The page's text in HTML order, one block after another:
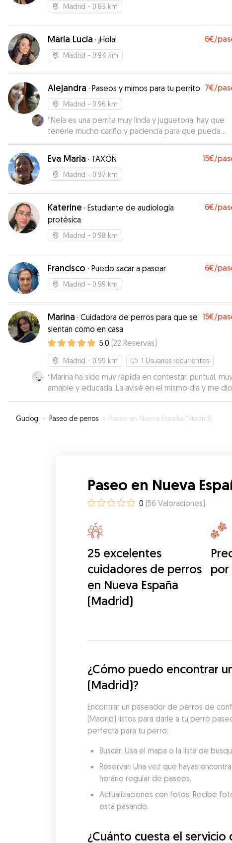
Madrid - 0.83 km
María Lucía · ¡Hola! 6€/
Madrid - 0.94 km
Alejandra · Paseos y mimos para tu perrito 7€/
Madrid - 0.96 km
“Nela es una perrita muy linda y juguetona, hay que
tenerle mucho cariño y paciencia para que pueda
sentirse como en casa ☺️”
Eva Maria · TAXÓN 15€/
Madrid - 0.97 km
Katerine · Estudiante de audiología
protésica
6€/
Madrid - 0.98 km
Francisco · Puedo sacar a pasear 6€/
Madrid - 0.99 km
Marina · Cuidadora de perros para que se
sientan como en casa
15€/
5.0 (22 Reservas)
Madrid - 0.99 km 1 Usuarios recurrentes
“Marina ha sido muy rápida en contestar, puntual,
amable y educada. La avisé en el mismo día y me dio
todas las opciones posibles. Darwin se fue muy
Recomendable 100%. ¡Repetiré seguro! ”
Gudog » Paseo de perros » Paseo en Nueva España (Madrid)
Paseo en Nueva
0 (56 Valoraciones)
25 excelentes
cuidadores de perros
en Nueva España
(Madrid)
por
¿Cómo puedo encontrar
(Madrid)?
Encontrar un paseador de perros de
(Madrid) listos para darle a tu perro
perfecta para tu perro:
Buscar: Usa el mapa o la lista de
Reservar: Una vez que hayas
horario regular de paseos.
Actualizaciones con fotos: Recibe
está pasando.
¿Cuánto cuesta el servicio